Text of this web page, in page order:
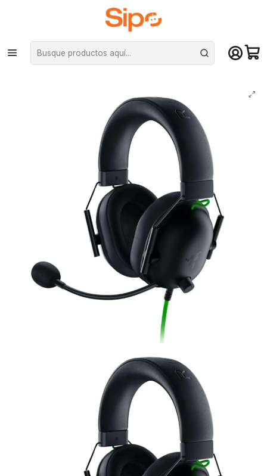
¡Compra hasta mediodía y recibe hoy! De lunes a sábado en el gran
Santiago. Envío gratis desde $29.990
Inicio Computación y Gamers Audífonos
Audífonos Gamer Razer BlackShark V2 X Multiplataforma 3.5mm Mic